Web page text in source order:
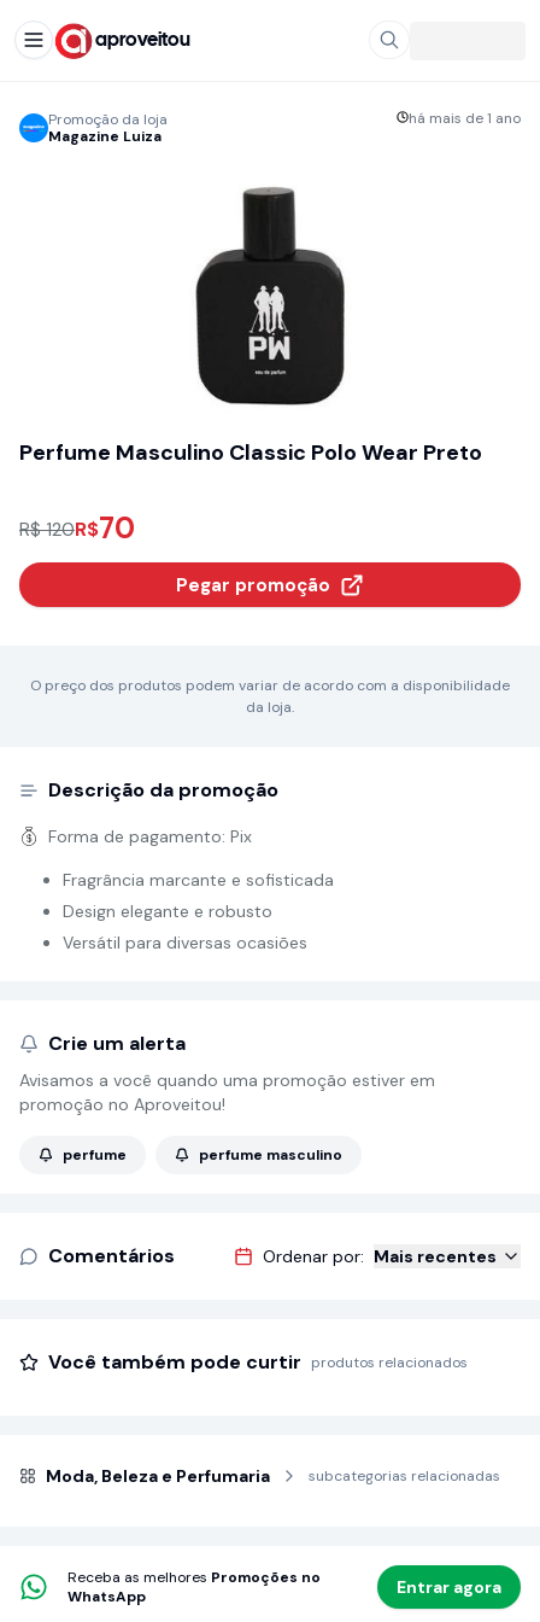
aproveitou
Promoção da loja
Magazine Luiza
há mais de 1 ano
Perfume Masculino Classic Polo Wear Preto
R$ 120R$70
Pegar promoção
O preço dos produtos podem variar de acordo com a disponibilidade
da loja.
Descrição da promoção
Forma de pagamento: Pix
Fragrância marcante e sofisticada
Design elegante e robusto
Versátil para diversas ocasiões
Crie um alerta
Avisamos a você quando uma promoção estiver em
promoção no Aproveitou!
perfume perfume masculino
Comentários Ordenar por: Mais recentes
Você também pode curtir produtos relacionados
Moda, Beleza e Perfumaria subcategorias relacionadas
Receba as melhores Promoções no
WhatsApp
Entrar agora